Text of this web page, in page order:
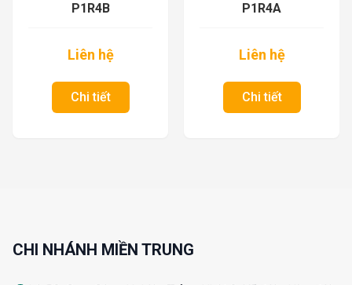
P1R4A
Liên hệ
Chi tiết
P1R2A
Liên hệ
Chi tiết
CHI NHÁNH MIỀN TRUNG